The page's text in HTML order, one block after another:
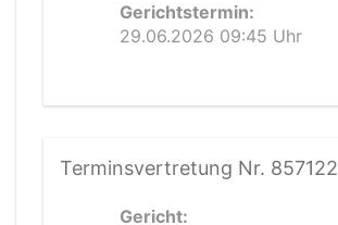
Gerichtstermin:
29.06.2026 09:45 Uhr
Terminsvertretung Nr. 857122
Gericht: